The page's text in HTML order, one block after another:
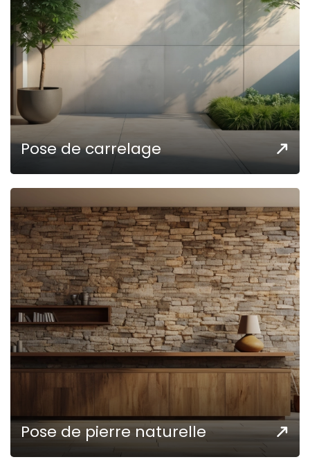
Pose de carrelage
Pose de pierre naturelle